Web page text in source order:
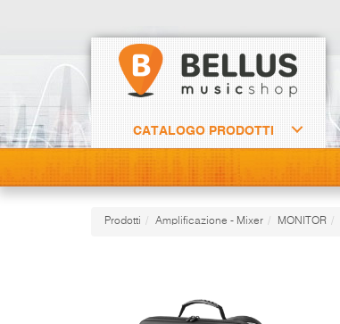
CATALOGO PRODOTTI
Prodotti Amplificazione - Mixer MONITOR